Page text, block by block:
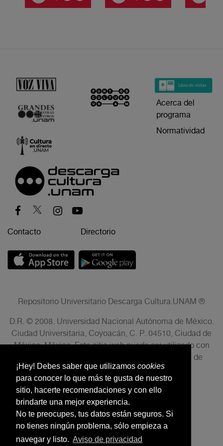
¡Hey! Debes saber que utilizamos cookies
para conocer lo que más te gusta de nuestro
sitio, hacerte recomendaciones y con ello
brindarte una mejor experiencia.
No te preocupes, tus datos están seguros. Si
no tienes ningún problema, sólo empieza a
navegar y listo. Aviso de privacidad
Acerca del
programa
Normatividad
Contacto Directorio
Repositorio Universitario Descarga Cultura.UNAM ®
D.R. © 2008. Universidad Nacional Autónoma de México.
Ciudad Universitaria, Coyoacán, C. P. 04510, Ciudad de
México, México. Este sitio web puede ser utilizado con
fines no lucrativos siempre que se cite la fuente de
conformidad con el AVISO LEGAL.